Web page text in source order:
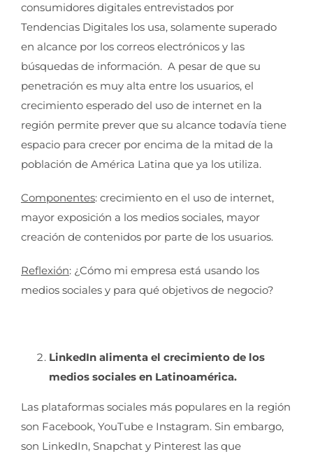
consumidores digitales entrevistados por
Tendencias Digitales los usa, solamente superado
en alcance por los correos electrónicos y las
búsquedas de información. A pesar de que su
penetración es muy alta entre los usuarios, el
crecimiento esperado del uso de internet en la
región permite prever que su alcance todavía tiene
espacio para crecer por encima de la mitad de la
población de América Latina que ya los utiliza.
Componentes: crecimiento en el uso de internet,
mayor exposición a los medios sociales, mayor
creación de contenidos por parte de los usuarios.
Reflexión: ¿Cómo mi empresa está usando los
medios sociales y para qué objetivos de negocio?
LinkedIn alimenta el crecimiento de los
medios sociales en Latinoamérica.
Las plataformas sociales más populares en la región
son Facebook, YouTube e Instagram. Sin embargo,
son LinkedIn, Snapchat y Pinterest las que